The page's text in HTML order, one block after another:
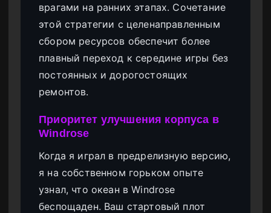
врагами на ранних этапах. Сочетание
этой стратегии с целенаправленным
сбором ресурсов обеспечит более
плавный переход к середине игры без
постоянных и дорогостоящих
ремонтов.
Приоритет улучшения корпуса в
Windrose
Когда я играл в предрелизную версию,
я на собственном горьком опыте
узнал, что океан в Windrose
беспощаден. Ваш стартовый плот